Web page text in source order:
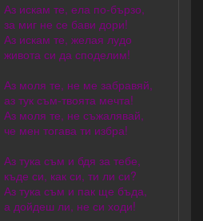
Аз искам те, ела по-бързо,
за миг не се бави дори!
Аз искам те, желая лудо
живота си да споделим!
Аз моля те, не ме забравяй,
аз тук съм-твоята мечта!
Аз моля те, не съжалявай,
че мен тогава ти избра!
Аз тука съм и бдя за тебе,
къде си, как си, ти ли си?
Аз тука съм и пак ще бъда,
а дойдеш ли, не си ходи!